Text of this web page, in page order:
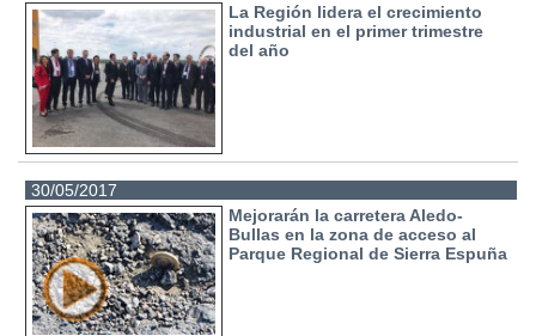
La Región lidera el crecimiento
industrial en el primer trimestre
del año
30/05/2017
Mejorarán la carretera Aledo-
Bullas en la zona de acceso al
Parque Regional de Sierra Espuña